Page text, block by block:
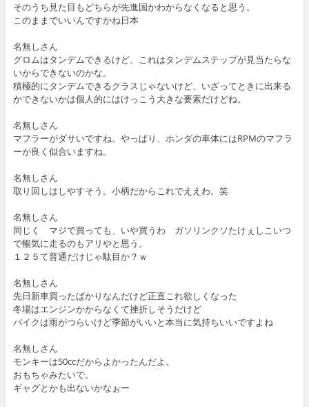
そのうち見た目もどちらが先進国かわからなくなると思う。
このままでいいんですかね日本
名無しさん
グロムはタンデムできるけど、これはタンデムステップが見当たらな
いからできないのかな。
積極的にタンデムできるクラスじゃないけど、いざってときに出来る
かできないかは個人的にはけっこう大きな要素だけどね。
名無しさん
マフラーがダサいですね。やっぱり、ホンダの車体にはRPMのマフラ
ーが良く似合いますね。
名無しさん
取り回しはしやすそう。小柄だからこれでええわ。笑
名無しさん
同じく マジで買っても、いや買うわ ガソリンクソたけぇしこいつ
で暢気に走るのもアリやと思う。
１２５て普通だけじゃ駄目か？ｗ
名無しさん
先日新車買ったばかりなんだけど正直これ欲しくなった
冬場はエンジンかからなくて挫折しそうだけど
バイクは雨がつらいけど季節がいいと本当に気持ちいいですよね
名無しさん
モンキーは50ccだからよかったんだよ。
おもちゃみたいで。
ギャグとかも出ないかなぉー